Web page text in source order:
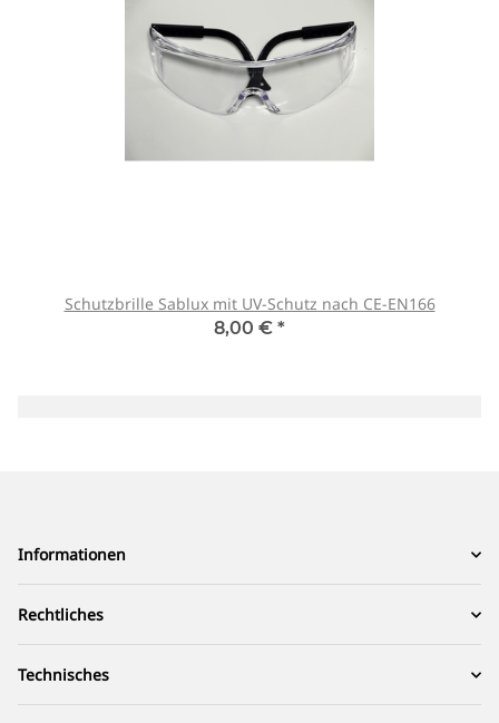
Schutzbrille Sablux mit UV-Schutz nach CE-EN166
8,00 € *
Informationen
Rechtliches
Technisches